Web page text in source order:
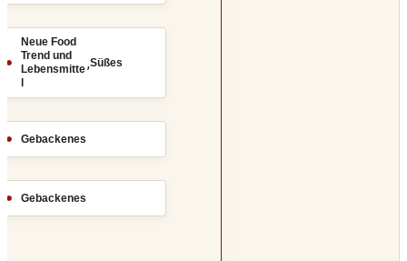
Neue Food
Trend und
Lebensmitte,Süßes
Gebackenes
Gebackenes